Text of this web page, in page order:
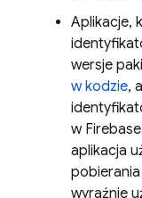
Aplikacje,
wersje
w kodzie,
w Firebase
aplikacja
pobierania
wyraźnie